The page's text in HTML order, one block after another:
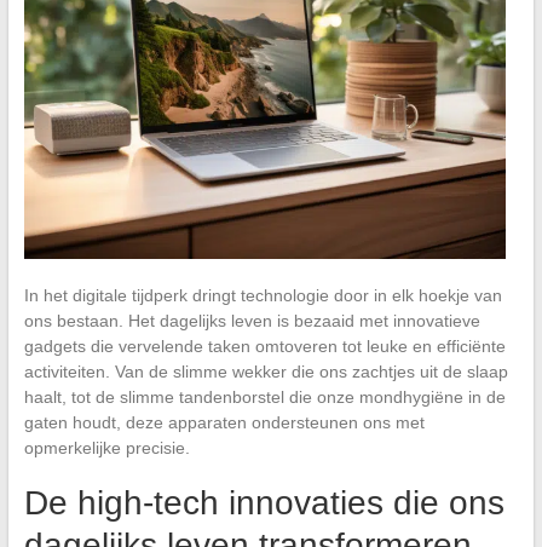
In het digitale tijdperk dringt technologie door in elk hoekje van
ons bestaan. Het dagelijks leven is bezaaid met innovatieve
gadgets die vervelende taken omtoveren tot leuke en efficiënte
activiteiten. Van de slimme wekker die ons zachtjes uit de slaap
haalt, tot de slimme tandenborstel die onze mondhygiëne in de
gaten houdt, deze apparaten ondersteunen ons met
opmerkelijke precisie.
De high-tech innovaties die ons